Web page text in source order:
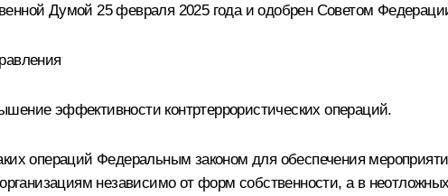
Думой 25 февраля 2025 года и одобрен Советом
эффективности контртеррористических операций.
операций Федеральным законом для обеспечения
независимо от форм собственности, а в